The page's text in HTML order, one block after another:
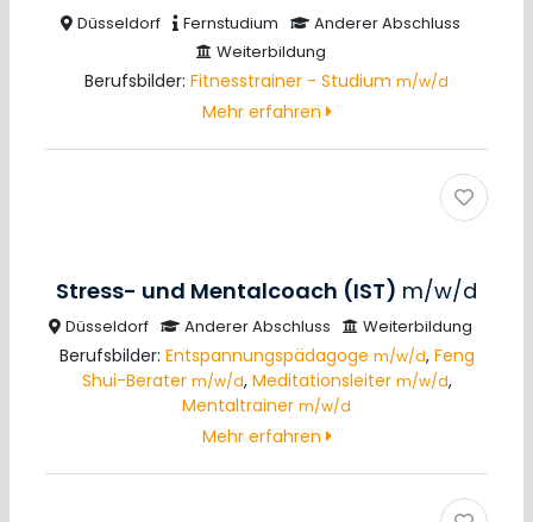
Düsseldorf Fernstudium
Anderer Abschluss
Weiterbildung
Berufsbilder: Fitnesstrainer - Studium m/w/d
Mehr erfahren
Stress- und Mentalcoach (IST) m/w/d
Düsseldorf Anderer Abschluss Weiterbildung
Berufsbilder: Entspannungspädagoge m/w/d, Feng
Shui-Berater m/w/d, Meditationsleiter m/w/d,
Mentaltrainer m/w/d
Mehr erfahren